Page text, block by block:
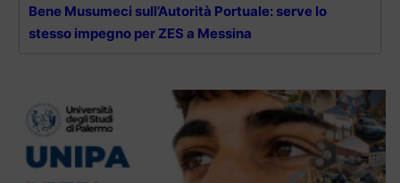
Bene Musumeci sull’Autorità Portuale: serve lo
stesso impegno per ZES a Messina